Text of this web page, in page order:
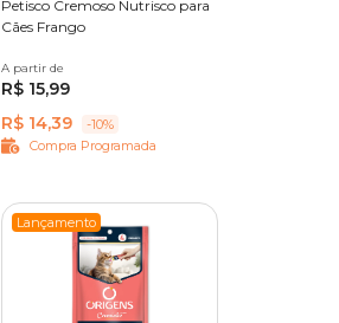
Petisco Cremoso Nutrisco para
Cães Frango
56 g
A partir de
R$ 15,99
R$ 14,39
-10%
Compra Programada
Lançamento